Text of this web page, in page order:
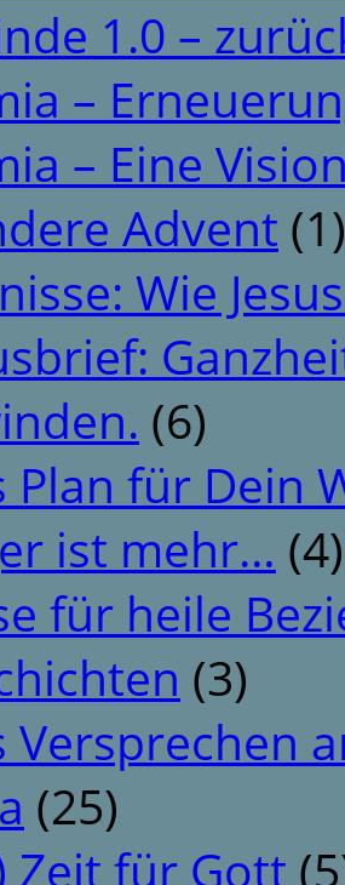
1.0 –
–
– Eine
Advent (1)
Wie
(6)
Plan für Dein
ist mehr… (4)
für heile
(3)
Versprechen
(25)
Zeit für Gott